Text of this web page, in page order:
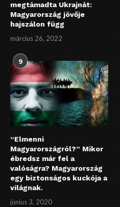
megtámadta Ukrajnát:
Magyarország jövője
hajszálon függ
március 26, 2022
9
“Elmenni
Magyarországról?” Mikor
ébredsz már fel a
valóságra? Magyarország
egy biztonságos kuckója a
világnak.
június 3, 2020